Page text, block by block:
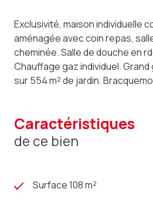
Exclusivité, maison individuelle
aménagée avec coin repas,
cheminée. Salle de douche en
Chauffage gaz individuel.
sur 554 m² de jardin.
caractéristiques
de ce bien
Surface 108 m²